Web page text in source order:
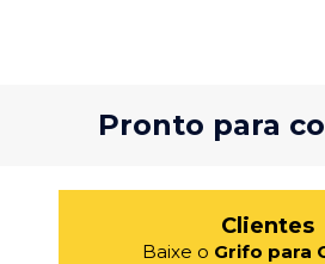
Pronto para
Clientes
Baixe o Grifo para